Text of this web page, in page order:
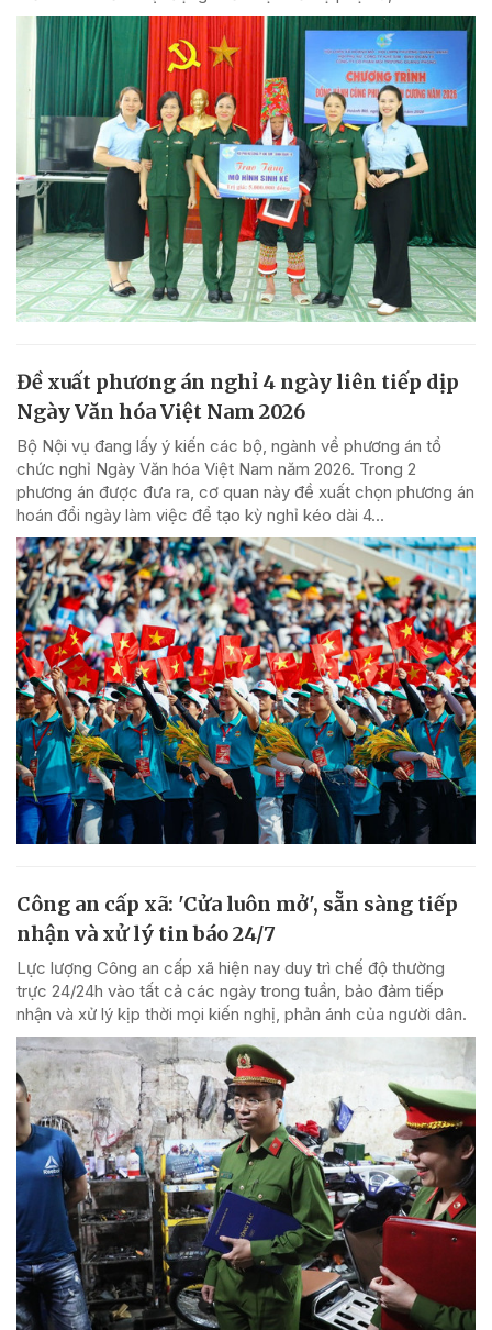
Đề xuất phương án nghỉ 4 ngày liên tiếp dịp
Ngày Văn hóa Việt Nam 2026
Bộ Nội vụ đang lấy ý kiến các bộ, ngành về phương án tổ
chức nghỉ Ngày Văn hóa Việt Nam năm 2026. Trong 2
phương án được đưa ra, cơ quan này đề xuất chọn phương án
hoán đổi ngày làm việc để tạo kỳ nghỉ kéo dài 4...
Công an cấp xã: 'Cửa luôn mở', sẵn sàng tiếp
nhận và xử lý tin báo 24/7
Lực lượng Công an cấp xã hiện nay duy trì chế độ thường
trực 24/24h vào tất cả các ngày trong tuần, bảo đảm tiếp
nhận và xử lý kịp thời mọi kiến nghị, phản ánh của người dân.